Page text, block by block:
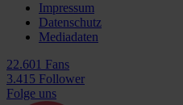
Impressum
Datenschutz
Mediadaten
22.601 Fans
3.415 Follower
Folge uns